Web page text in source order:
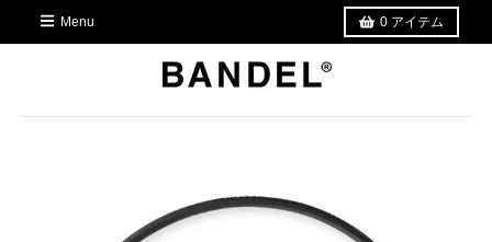
Menu 0 アイテム